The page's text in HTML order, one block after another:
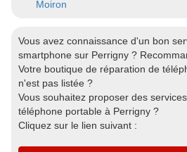
Moiron
Vous avez connaissance d'un bon
smartphone sur Perrigny ?
Votre boutique de réparation de
n'est pas listée ?
Vous souhaitez proposer des
téléphone portable à Perrigny ?
Cliquez sur le lien suivant :